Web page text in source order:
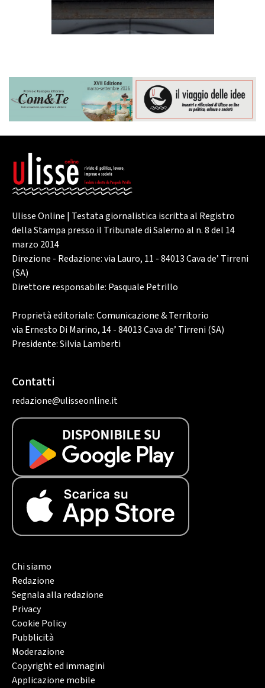
Ulisse Online | Testata giornalistica iscritta al Registro
della Stampa presso il Tribunale di Salerno al n. 8 del 14
marzo 2014
Direzione - Redazione: via Lauro, 11 - 84013 Cava de’ Tirreni
(SA)
Direttore responsabile: Pasquale Petrillo
Proprietà editoriale: Comunicazione & Territorio
via Ernesto Di Marino, 14 - 84013 Cava de’ Tirreni (SA)
Presidente: Silvia Lamberti
Contatti
redazione@ulisseonline.it
Chi siamo
Redazione
Segnala alla redazione
Privacy
Cookie Policy
Pubblicità
Moderazione
Copyright ed immagini
Applicazione mobile